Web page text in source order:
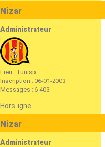
Nizar
Administrateur
Lieu : Tunisia
Inscription : 06-01-2003
Messages : 6 403
Hors ligne
Nizar
Administrateur